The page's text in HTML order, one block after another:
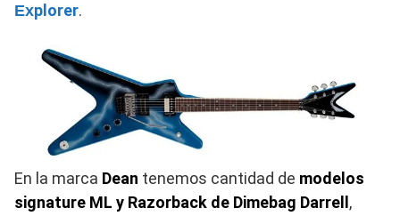
Explorer.
En la marca Dean tenemos cantidad de modelos
signature ML y Razorback de Dimebag Darrell ,